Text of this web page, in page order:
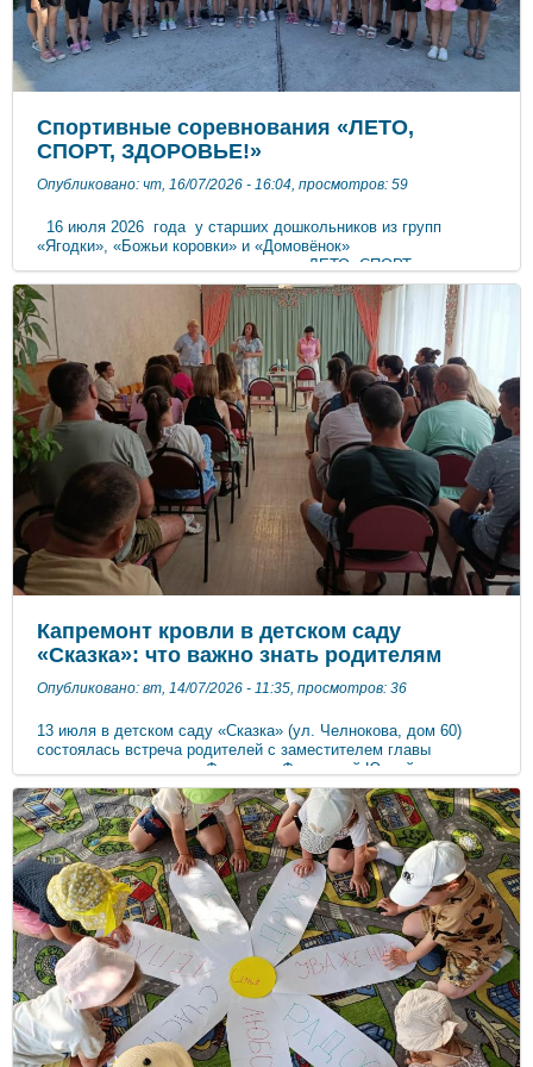
Спортивные соревнования «ЛЕТО,
СПОРТ, ЗДОРОВЬЕ!»
Опубликовано: чт, 16/07/2026 - 16:04, просмотров: 59
16 июля 2026 года у старших дошкольников из групп
«Ягодки», «Божьи коровки» и «Домовёнок»
прошли спортивные соревнования «ЛЕТО, СПОРТ,
ЗДОРОВЬЕ!». Программа была довольно насыщенной.
Ребятам были предложены занимательные, иногда очень
непростые конкурсы с бегом, с мячами, с водой, где дети
смогли проявить свои спортивные навыки. В этот день, все
ребята получили заряд бодрости и хорошее настроение.
Участвуя в эстафетах, дети смогли почувствовать себя
большой спортивной единой семьей! Все участники
соревнований награждены грамотами и кубками.
Соревнования получились захватывающими и забавными,
оставили массу положительных эмоций и впечатлений!
Капремонт кровли в детском саду
«Сказка»: что важно знать родителям
Опубликовано: вт, 14/07/2026 - 11:35, просмотров: 36
13 июля в детском саду «Сказка» (ул. Челнокова, дом 60)
состоялась встреча родителей с заместителем главы
администрации города Феодосии Филатовой Юлией
Сергеевной и начальником управления образования
Аблязизовой Эльвиной Ризаевной. Темой обсуждения стал
капитальный ремонт кровли, который запланировано начать с
20 июля и в какие дошкольные учреждения будут направлены
дети на время ремонта. Вопрос с ремонтом кровли в детском
саду стоит не один год, сейчас средства на ремонт выделены.
Это порядка 15 миллионов рублей. Юлия Сергеевна пояснила:
все дети, которым нужен детский сад, обязательно получат
место. Сейчас готовы принять воспитанников два дошкольных
учреждения: - второй корпус детского сада № 11 «Сказка» (ул.
Челнокова, дом 108а); - детский сад № 4 «Теремок» (ул. В.
Коробкова, дом 20). Эти детские сады расположены ближе
всего. Эльвина Ризаевна так же отметила, что если ребёнку
территориально нужен другой детский сад, такие обращения
будут рассматриваться точечно и по возможности запросы